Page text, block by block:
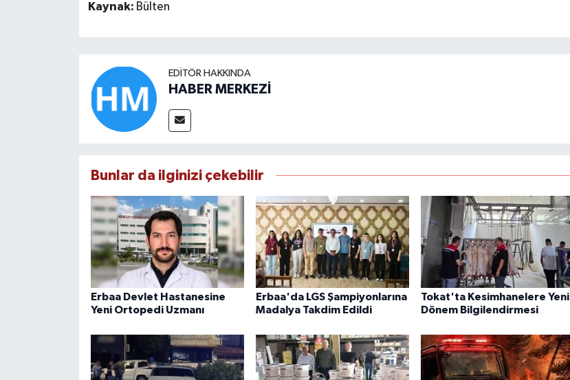
Kaynak: Bülten
EDITÖR HAKKINDA
HABER MERKEZİ
Bunlar da ilginizi çekebilir
Erbaa Devlet Hastanesine
Yeni Ortopedi Uzmanı
Erbaa'da LGS Şampiyonlarına
Madalya Takdim Edildi
Tokat'ta Kesimhanelere Yeni
Dönem Bilgilendirmesi